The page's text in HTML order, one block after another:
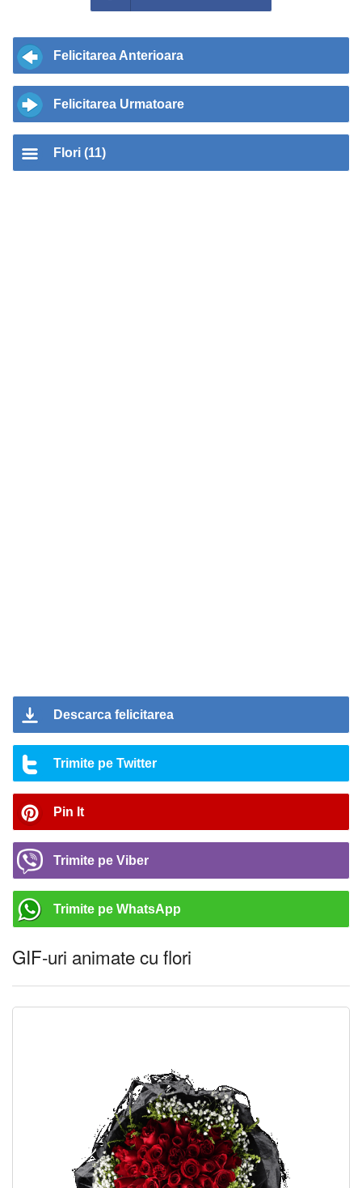
Felicitarea Anterioara
Felicitarea Urmatoare
Flori (11)
Descarca felicitarea
Trimite pe Twitter
Pin It
Trimite pe Viber
Trimite pe WhatsApp
GIF-uri animate cu flori